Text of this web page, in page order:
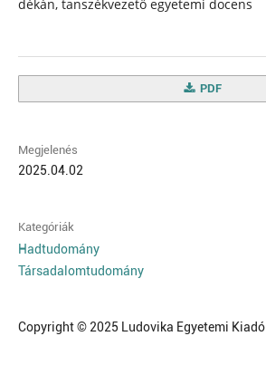
dékán, tanszékvezető egyetemi docens
PDF
Megjelenés
2025.04.02
Kategóriák
Hadtudomány
Társadalomtudomány
Copyright © 2025 Ludovika Egyetemi Kiadó